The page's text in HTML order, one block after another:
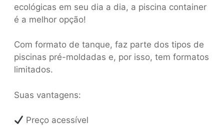
ecológicas em seu dia a dia, a piscina container
é a melhor opção!
Com formato de tanque, faz parte dos tipos de
piscinas pré-moldadas e, por isso, tem formatos
limitados.
Suas vantagens:
Preço acessível